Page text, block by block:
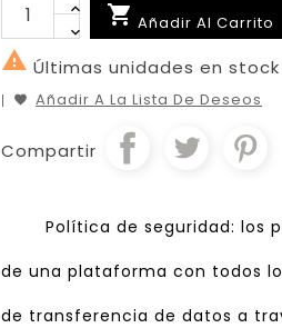
 Añadir Al Carrito
 Últimas unidades en stock
Añadir A La Lista De Deseos
Compartir
Política de seguridad: los
de una plataforma con todos
de transferencia de datos a